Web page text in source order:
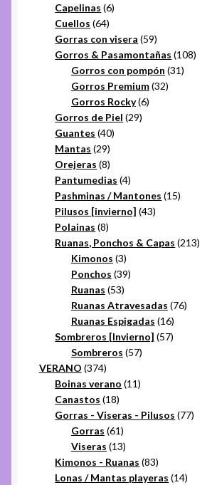
Capelinas 66
Cuellos 6464
productos
Gorras con visera 5959
productos
Gorros & Pasamontañas 108108
Gorros con pompón 3131
Gorros Premium 3232
Gorros Rocky 66
Gorros de Piel 2929
Guantes 4040
Mantas 2929
productos
Orejeras 88
productos
Pantumedias 44
productos
Pashminas / Mantones 1515
Pilusos [invierno] 4343
Polainas 88
productos
Ruanas, Ponchos & Capas 213213
Kimonos 33
productos
Ponchos 3939
Ruanas 5353
productos
Ruanas Atravesadas 7676
Ruanas Espigadas 1616
productos
Sombreros [Invierno] 5757
Sombreros 5757
VERANO 374374
productos
Boinas verano 1111
Canastos 1818
productos
Gorras - Viseras - Pilusos 7777
Gorras 6161
productos
Viseras 1313
productos
Kimonos - Ruanas 8383
productos
Lonas / Mantas playeras 1414